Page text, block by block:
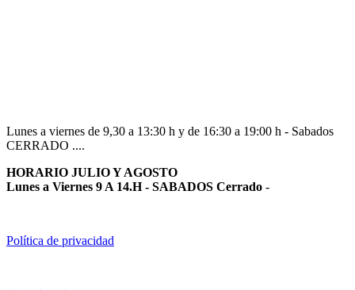
Lunes a viernes de 9,30 a 13:30 h y de 16:30 a 19:00 h - Sabados
CERRADO ....
HORARIO JULIO Y AGOSTO
Lunes a Viernes 9 A 14.H - SABADOS Cerrado -
Política de privacidad